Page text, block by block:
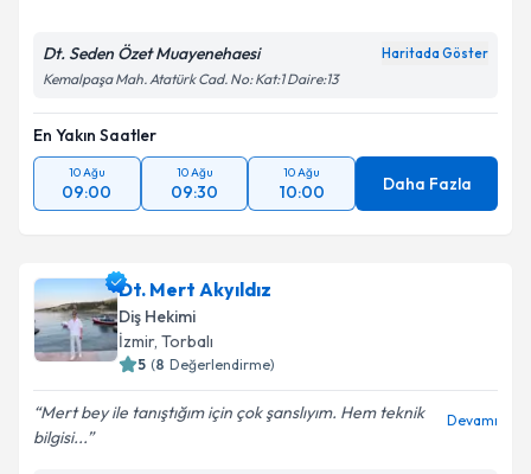
Dt. Seden Özet Muayenehaesi Haritada Göster
Kemalpaşa Mah. Atatürk Cad. No: Kat:1 Daire:13
En Yakın Saatler
10 Ağu
09:00
10 Ağu
09:30
10 Ağu
10:00 Daha Fazla
Dt. Mert Akyıldız
Diş Hekimi
İzmir, Torbalı
5 (8 Değerlendirme)
Mert bey ile tanıştığım için çok şanslıyım. Hem teknik
bilgisi...
Devamı